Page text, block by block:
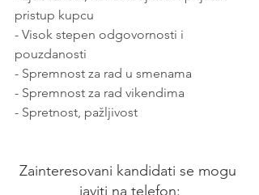
pristup kupcu
- Visok stepen odgovornosti i
pouzdanosti
- Spremnost za rad u smenama
- Spremnost za rad vikendima
- Spretnost, pažljivost
Zainteresovani kandidati se mogu
javiti na telefon: